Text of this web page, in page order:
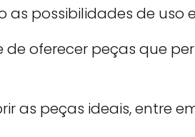
possibilidades de uso
oferecer peças que
as peças ideais, entre